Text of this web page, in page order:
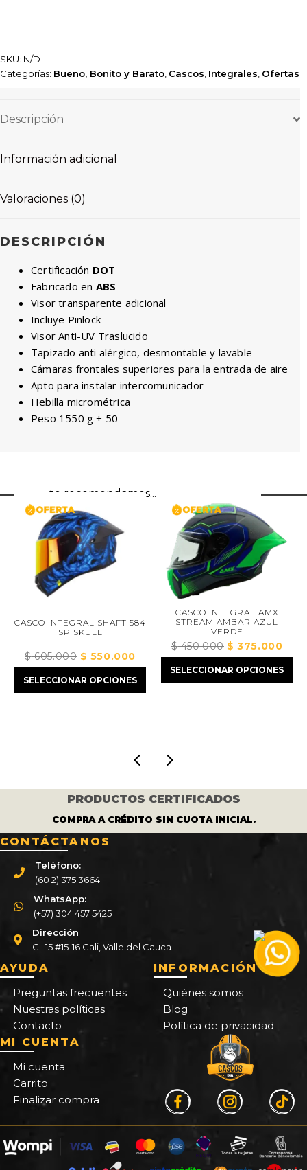
SKU: N/D
Categorías: Bueno, Bonito y Barato, Cascos, Integrales, Ofertas
Descripción
Información adicional
Valoraciones (0)
DESCRIPCIÓN
Certificación DOT
Fabricado en ABS
Visor transparente adicional
Incluye Pinlock
Visor Anti-UV Traslucido
Tapizado anti alérgico, desmontable y lavable
Cámaras frontales superiores para la entrada de aire
Apto para instalar intercomunicador
Hebilla micrométrica
Peso 1550 g ± 50
te recomendamos...
CASCO INTEGRAL SHAFT 584
SP SKULL
$605.000El
precio
original
$550.000El
precio
actual
SELECCIONAR OPCIONES
CASCO INTEGRAL AMX
STREAM AMBAR AZUL
VERDE
$450.000El
precio
original
$375.000El
precio
actual
SELECCIONAR OPCIONES
PRODUCTOS CERTIFICADOS
COMPRA A CRÉDITO SIN CUOTA INICIAL.
CONTÁCTANOS
Teléfono:
(60 2) 375 3664
WhatsApp:
(+57) 304 457 5425
Dirección
Cl. 15 #15-16 Cali, Valle del Cauca
AYUDA
Preguntas frecuentes
Nuestras políticas
Contacto
INFORMACIÓN
Quiénes somos
Blog
Política de privacidad
MI CUENTA
Mi cuenta
Carrito
Finalizar compra